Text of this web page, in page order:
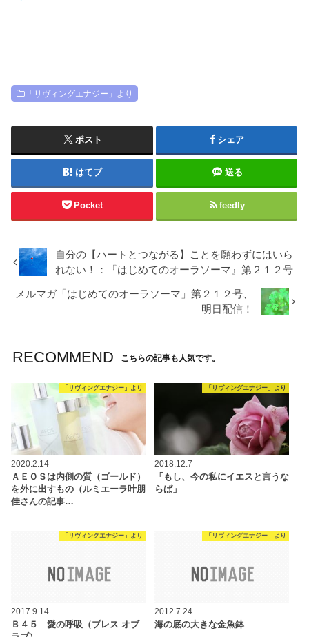
「リヴィングエナジー」より
ポスト シェア
はてブ 送る
Pocket feedly
自分の【ハートとつながる】ことを願わずにはいら
れない！：『はじめてのオーラソーマ』第２１２号
メルマガ「はじめてのオーラソーマ」第２１２号、
明日配信！
RECOMMEND こちらの記事も人気です。
「リヴィングエナジー」より
2020.2.14
ＡＥＯＳは内側の質（ゴールド）
を外に出すもの（ルミエーラ叶朋
佳さんの記事…
「リヴィングエナジー」より
2018.12.7
「もし、今の私にイエスと言うな
らば」
「リヴィングエナジー」より
2017.9.14
Ｂ４５ 愛の呼吸（ブレス オブ
「リヴィングエナジー」より
2012.7.24
海の底の大きな金魚鉢